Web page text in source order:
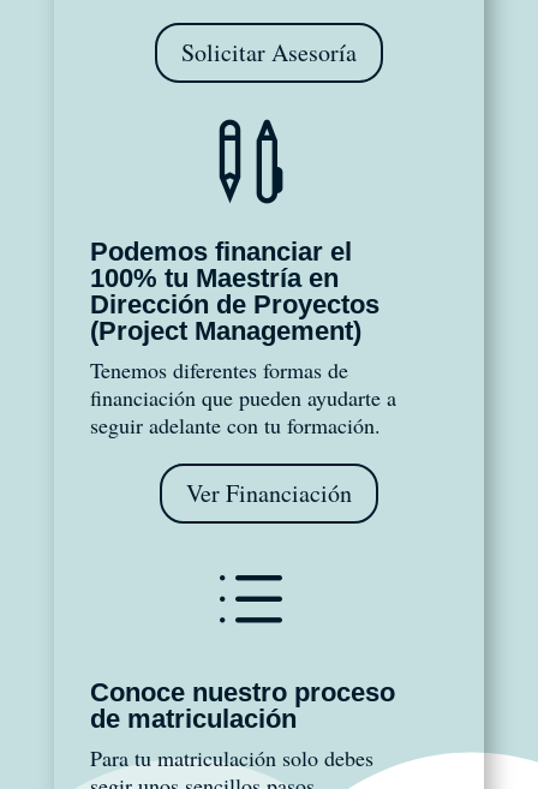
Solicitar Asesoría

Podemos financiar el
100% tu Maestría en
Dirección de Proyectos
(Project Management)
Tenemos diferentes formas de
financiación que pueden ayudarte a
seguir adelante con tu formación.
Ver Financiación
d
Conoce nuestro proceso
de matriculación
Para tu matriculación solo debes